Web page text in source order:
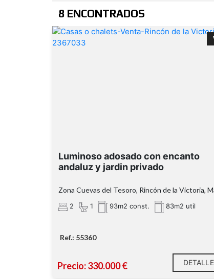
8 ENCONTRADOS
Luminoso adosado con encanto
andaluz y jardin privado
Zona Cuevas del Tesoro, Rincón de la Victoria,
2 1 93m2 const. 83m2 util
Ref.: 55360
Precio: 330.000 €